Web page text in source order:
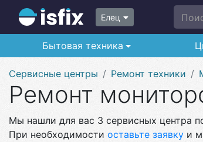
Елец
Бытовая техника
Сервисные центры Ремонт техники
Ремонт
Мы нашли для вас 3 сервисных центра
При необходимости оставьте заявку и